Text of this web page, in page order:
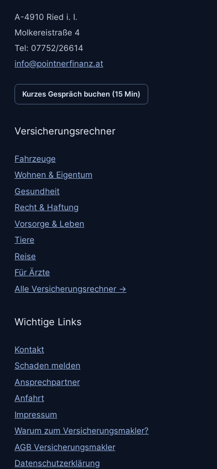
A-4910 Ried i. I.
Molkereistraße 4
Tel: 07752/26614
info@pointnerfinanz.at
Kurzes Gespräch buchen (15 Min)
Versicherungsrechner
Fahrzeuge
Wohnen & Eigentum
Gesundheit
Recht & Haftung
Vorsorge & Leben
Tiere
Reise
Für Ärzte
Alle Versicherungsrechner →
Wichtige Links
Kontakt
Schaden melden
Ansprechpartner
Anfahrt
Impressum
Warum zum Versicherungsmakler?
AGB Versicherungsmakler
Datenschutzerklärung